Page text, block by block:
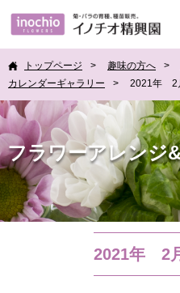
トップページ 趣味の方へ
カレンダーギャラリー
2021年 2
フラワーアレンジ
2021年 2